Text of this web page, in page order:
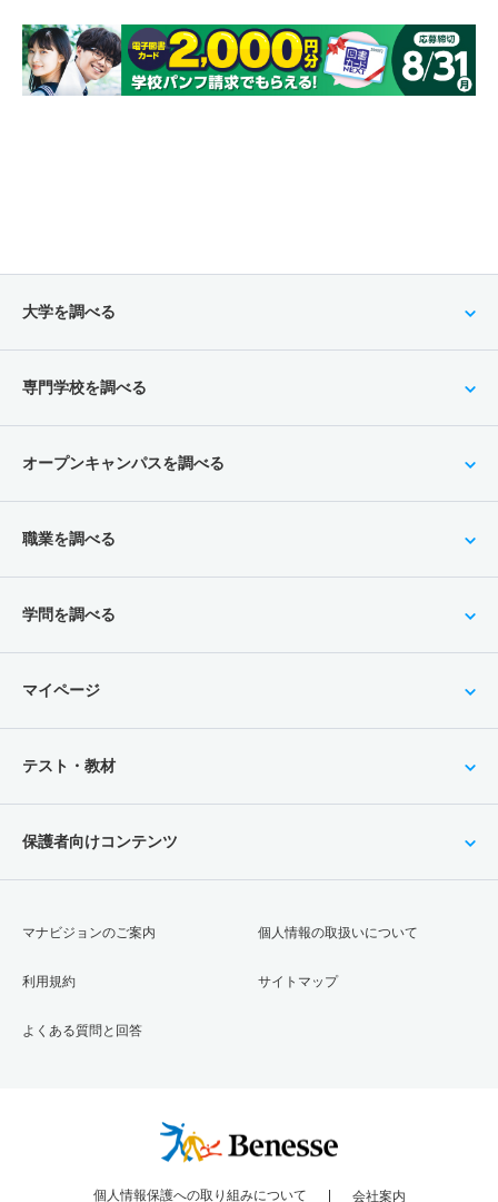
大学を調べる
専門学校を調べる
オープンキャンパスを調べる
職業を調べる
学問を調べる
マイページ
テスト・教材
保護者向けコンテンツ
マナビジョンのご案内
利用規約
よくある質問と回答
個人情報の取扱いについて
サイトマップ
個人情報保護への取り組みについて 会社案内